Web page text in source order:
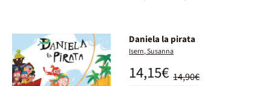
Daniela la pirata
Isern, Susanna
14,90€
14,15€